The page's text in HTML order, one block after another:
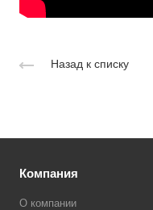
Назад к списку
Компания
О компании